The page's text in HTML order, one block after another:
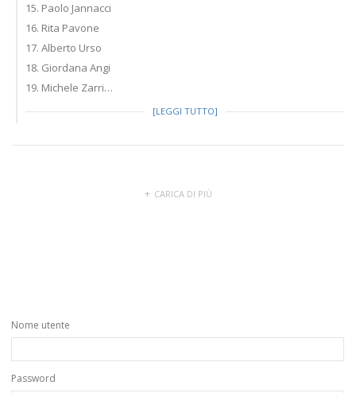
15. Paolo Jannacci
16. Rita Pavone
17. Alberto Urso
18. Giordana Angi
19. Michele Zarri…
[LEGGI TUTTO]
CARICA DI PIÙ
Nome utente
Password